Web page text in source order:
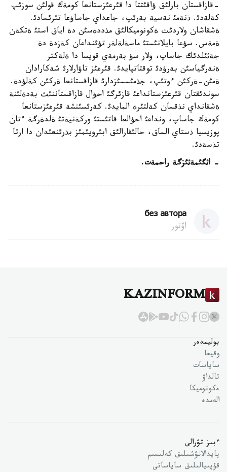
-قازاقستان بارلئق ؤاقئتتا دا قئرعئزستانعا كومةك قولئن سوزئپ
كةلةدئ. ذنةمئ نةسية بةرئپ، جاعداي جاساؤعا تئرئسادئ.
ةشقاشان ولاردئث ةكونوميكالئق مذددةسئن دة اياق استئ ةتكةن
ةمةس. سؤعا بايلانئستئ ماسةلةلةر تؤئنداعان كةزدة دة
جةثئلدئك جاساپ، ولار سؤ بةرمةي قويسا دا ةلةكتر
ةنةرگياسئن بةرؤدئ توقتاتپايدئ. قئرعئز تاؤارلارئ شةكارادان
ةمئن-ةركئن ءوتئپ، جذمئسسئزدارئ قازاقستانعا ةركئن كةلؤدة.
سوندئقتان قئرعئزستانداعئ قازئرگئ احؤال قازاقستاننئث بةدةلئنة
ةشقانداي نذقسان كةلتئرة المايدئ. كةرئسئنشة قئرعئزستانعا
كومةك جاساپ، ونداعئ احؤالعا قاتئستئ وركةنيةتئ ةلدةرگة ءتان
پوزيسيا ذستاي الساق، حالئقارالئق ابئرويئمئز بذرئنعئدان دا ارتا
تذسةدئ.
- اثگئمةثئزگة راحمةت.
без автора
اۆتور
KAZINFORM
بوليمدەر
وقيعا
ساياسات
تالداۋ
ەكونوميكا
الەمدە
ءبىز تۋرالى
پايدالانۋشىلىق كەلىسىم
قۇپىيالىلىق ساياساتى